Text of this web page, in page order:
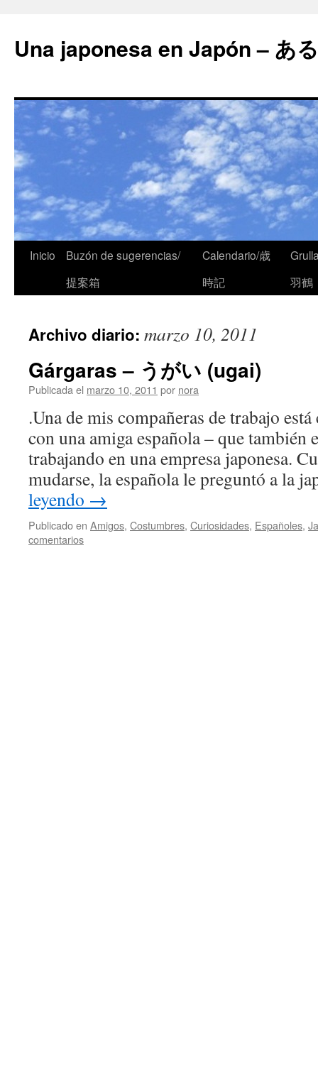
Una japonesa en Japón – あ
Inicio
Buzón de sugerencias/
提案箱
Calendario/歳
時記
羽鶴
Archivo diario: marzo 10, 2011
Gárgaras – うがい (ugai)
Publicada el marzo 10, 2011 por nora
.Una de mis compañeras de trabajo
con una amiga española – que también
trabajando en una empresa japonesa.
mudarse, la española le preguntó a la
leyendo →
Publicado en Amigos, Costumbres, Curiosidades, Españoles,
comentarios